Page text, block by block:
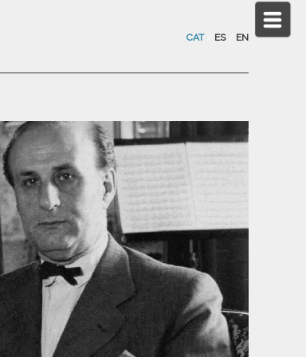
CAT/ ES/ EN